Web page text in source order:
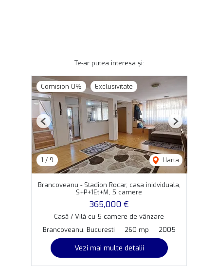
Te-ar putea interesa și:
Comision 0% Exclusivitate
1 / 9 Harta
Previous Next
Brancoveanu - Stadion Rocar, casa inidviduala,
S+P+1Et+M, 5 camere
365,000 €
Casă / Vilă cu 5 camere de vânzare
Brancoveanu, Bucuresti
260 mp 2005
Vezi mai multe detalii